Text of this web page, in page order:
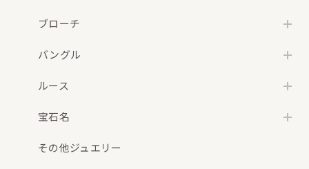
ブローチ
バングル
ルース
宝石名
その他ジュエリー